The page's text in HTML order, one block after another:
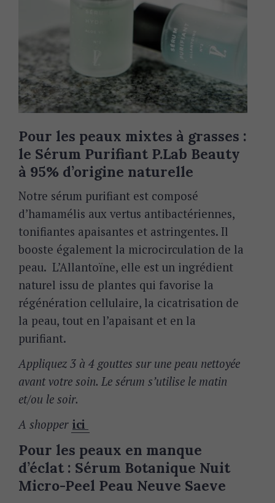
Pour les peaux mixtes à grasses :
le Sérum Purifiant P.Lab Beauty
à 95% d’origine naturelle
Notre sérum purifiant est composé
d’hamamélis aux vertus antibactériennes,
tonifiantes apaisantes et astringentes. Il
booste également la microcirculation de la
peau. L’Allantoïne, elle est un ingrédient
naturel issu de plantes qui favorise la
régénération cellulaire, la cicatrisation de
la peau, tout en l’apaisant et en la
purifiant.
Appliquez 3 à 4 gouttes sur une peau nettoyée
avant votre soin. Le sérum s’utilise le matin
et/ou le soir.
A shopper ici
Pour les peaux en manque
d’éclat : Sérum Botanique Nuit
Micro-Peel Peau Neuve Saeve